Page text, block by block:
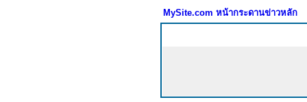
MySite.com หน้ากระดานข่าวหลัก